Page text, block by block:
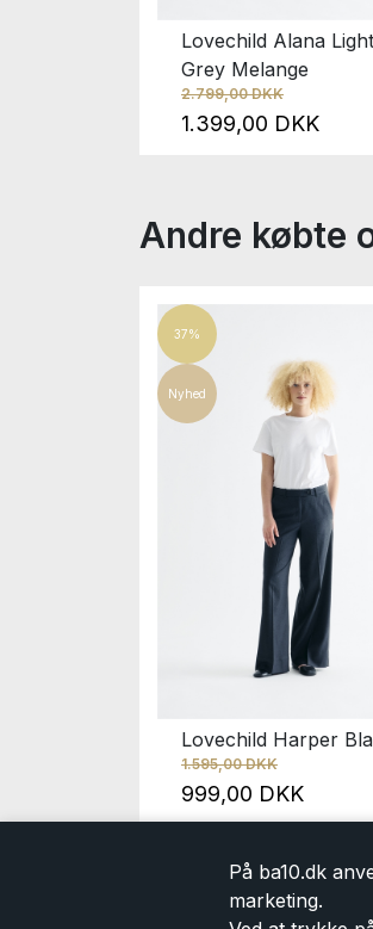
På ba10.dk
marketing.
Lovechild Alana Light
Grey Melange
2.799,00 DKK
1.399,00 DKK
Andre købte
37%
Nyhed
Lovechild Harper
1.595,00 DKK
999,00 DKK